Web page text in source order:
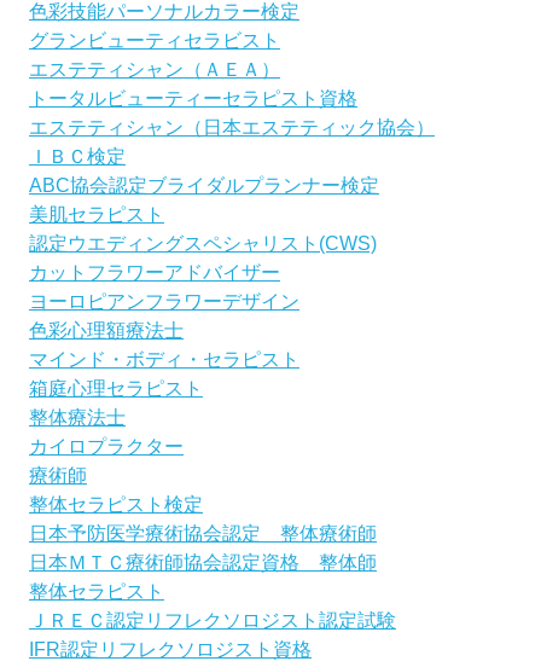
色彩技能パーソナルカラー検定
グランビューティセラビスト
エステティシャン（ＡＥＡ）
トータルビューティーセラピスト資格
エステティシャン（日本エステティック協会）
ＩＢＣ検定
ABC協会認定ブライダルプランナー検定
美肌セラピスト
認定ウエディングスペシャリスト(CWS)
カットフラワーアドバイザー
ヨーロピアンフラワーデザイン
色彩心理額療法士
マインド・ボディ・セラピスト
箱庭心理セラピスト
整体療法士
カイロプラクター
療術師
整体セラピスト検定
日本予防医学療術協会認定 整体療術師
日本ＭＴＣ療術師協会認定資格 整体師
整体セラピスト
ＪＲＥＣ認定リフレクソロジスト認定試験
IFR認定リフレクソロジスト資格